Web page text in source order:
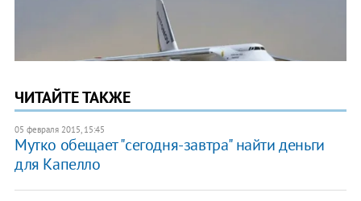
ЧИТАЙТЕ ТАКЖЕ
05 февраля 2015, 15:45
Мутко обещает "сегодня-завтра" найти деньги
для Капелло